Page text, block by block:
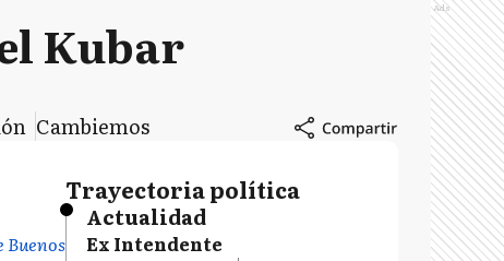
Kubar
Cambiemos
Buenos
Trayectoria política
Actualidad
Ex Intendente
Ads